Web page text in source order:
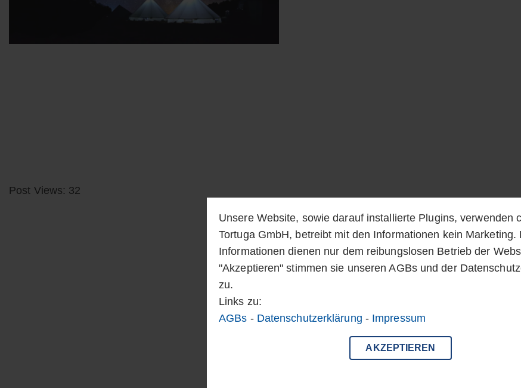
Unsere Website, sowie darauf installierte Plugins, verwenden
Tortuga GmbH, betreibt mit den Informationen kein Marketing.
Informationen dienen nur dem reibungslosen Betrieb der
"Akzeptieren" stimmen sie unseren AGBs und der
zu.
Links zu:
AGBs - Datenschutzerklärung - Impressum
AKZEPTIEREN
Post Views: 32